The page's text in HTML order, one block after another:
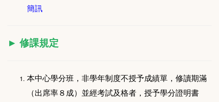
簡訊
► 修課規定
本中心學分班，非學年制度不授予成績單，修讀期滿
（出席率８成）並經考試及格者，授予學分證明書